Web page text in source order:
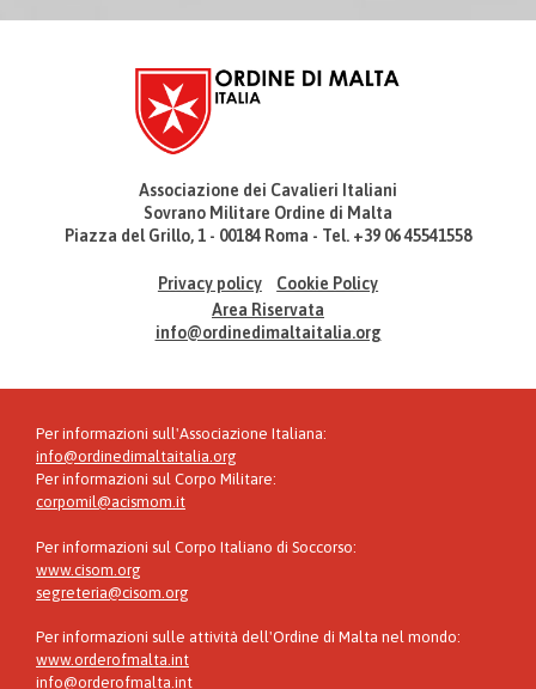
Associazione dei Cavalieri Italiani
Sovrano Militare Ordine di Malta
Piazza del Grillo, 1 - 00184 Roma - Tel. +39 06 45541558
Privacy policy
Cookie Policy
Area Riservata
info@ordinedimaltaitalia.org
Per informazioni sull'Associazione Italiana:
info@ordinedimaltaitalia.org
Per informazioni sul Corpo Militare:
corpomil@acismom.it
Per informazioni sul Corpo Italiano di Soccorso:
www.cisom.org
segreteria@cisom.org
Per informazioni sulle attività dell'Ordine di Malta nel mondo:
www.orderofmalta.int
info@orderofmalta.int